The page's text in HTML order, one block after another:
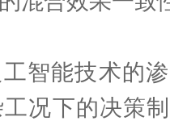
能技术的渗
况下的决策